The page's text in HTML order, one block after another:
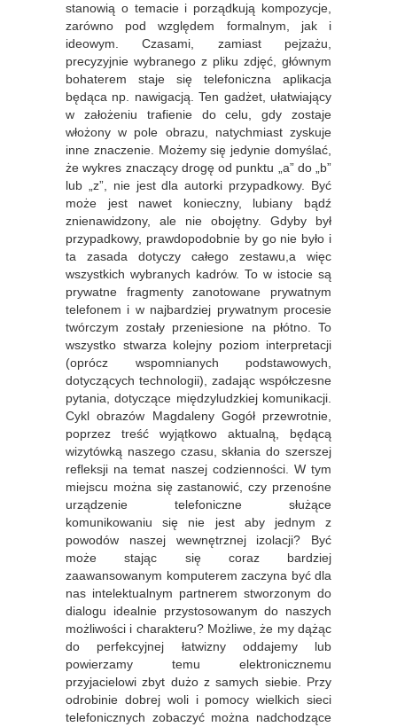
stanowią o temacie i porządkują kompozycje,
zarówno pod względem formalnym, jak i
ideowym. Czasami, zamiast pejzażu,
precyzyjnie wybranego z pliku zdjęć, głównym
bohaterem staje się telefoniczna aplikacja
będąca np. nawigacją. Ten gadżet, ułatwiający
w założeniu trafienie do celu, gdy zostaje
włożony w pole obrazu, natychmiast zyskuje
inne znaczenie. Możemy się jedynie domyślać,
że wykres znaczący drogę od punktu „a” do „b”
lub „z”, nie jest dla autorki przypadkowy. Być
może jest nawet konieczny, lubiany bądź
znienawidzony, ale nie obojętny. Gdyby był
przypadkowy, prawdopodobnie by go nie było i
ta zasada dotyczy całego zestawu,a więc
wszystkich wybranych kadrów. To w istocie są
prywatne fragmenty zanotowane prywatnym
telefonem i w najbardziej prywatnym procesie
twórczym zostały przeniesione na płótno. To
wszystko stwarza kolejny poziom interpretacji
(oprócz wspomnianych podstawowych,
dotyczących technologii), zadając współczesne
pytania, dotyczące międzyludzkiej komunikacji.
Cykl obrazów Magdaleny Gogół przewrotnie,
poprzez treść wyjątkowo aktualną, będącą
wizytówką naszego czasu, skłania do szerszej
refleksji na temat naszej codzienności. W tym
miejscu można się zastanowić, czy przenośne
urządzenie telefoniczne służące
komunikowaniu się nie jest aby jednym z
powodów naszej wewnętrznej izolacji? Być
może stając się coraz bardziej
zaawansowanym komputerem zaczyna być dla
nas intelektualnym partnerem stworzonym do
dialogu idealnie przystosowanym do naszych
możliwości i charakteru? Możliwe, że my dążąc
do perfekcyjnej łatwizny oddajemy lub
powierzamy temu elektronicznemu
przyjacielowi zbyt dużo z samych siebie. Przy
odrobinie dobrej woli i pomocy wielkich sieci
telefonicznych zobaczyć można nadchodzące